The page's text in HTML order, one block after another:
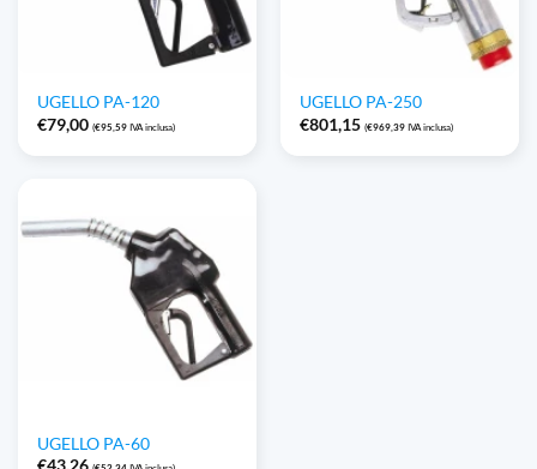
UGELLO PA-120
€79,00 (€95,59 IVA inclusa)
UGELLO PA-250
€801,15 (€969,39 IVA inclusa)
UGELLO PA-60